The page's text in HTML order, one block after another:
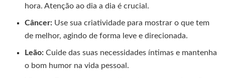
hora. Atenção ao dia a dia é crucial.
Câncer: Use sua criatividade para mostrar o que tem
de melhor, agindo de forma leve e direcionada.
Leão: Cuide das suas necessidades íntimas e mantenha
o bom humor na vida pessoal.